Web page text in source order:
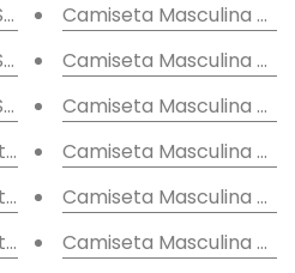
Abstrato
Geométrico
Florida
Color
Tons
Colours
Camiseta Masculina
Camiseta Masculina
Camiseta Masculina
Camiseta Masculina
Camiseta Masculina
Camiseta Masculina